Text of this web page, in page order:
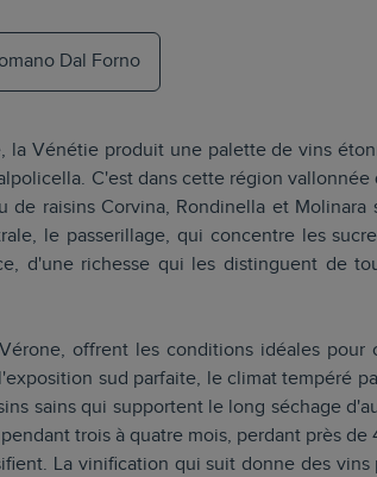
Dal Forno
la Vénétie produit une palette de vins
C'est dans cette région
raisins Corvina, Rondinella et Molinara
le passerillage, qui concentre les
d'une richesse qui les distinguent de
offrent les conditions idéales pour
sud parfaite, le climat tempéré
sains qui supportent le long séchage
trois à quatre mois, perdant près de
La vinification qui suit donne des vins